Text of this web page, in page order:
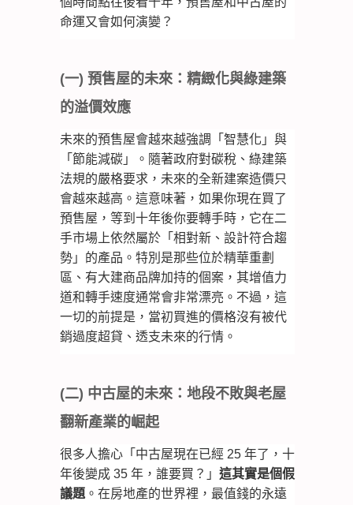
命運又會如何演變？
(一) 預售屋的未來：精緻化與綠建築
的溢價效應
未來的預售屋會越來越強調「智慧化」與
「節能減碳」。隨著政府對碳稅、綠建築
法規的嚴格要求，未來的全新建案造價只
會越來越高。這意味著，如果你現在買了
預售屋，等到十年後你要轉手時，它在二
手市場上依然屬於「相對新、設計符合趨
勢」的產品。特別是那些位於精華重劃
區、有大建商品牌加持的個案，其增值力
道和轉手速度通常會非常漂亮。不過，這
一切的前提是，當初買進的價格沒有被代
銷過度超貸、透支未來的行情。
(二) 中古屋的未來：地段不敗與老屋
翻新產業的崛起
很多人擔心「中古屋現在已經 25 年了，十
年後變成 35 年，誰要買？」 這其實是個假
議題 。在房地產的世界裡， 最值錢的永遠